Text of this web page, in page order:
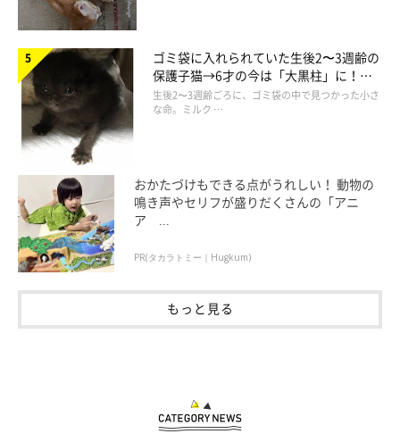
ゴミ袋に入れられていた生後2〜3週齢の
保護子猫→6才の今は「大黒柱」に！
美しい黒猫に成長した姿にグッとくる
生後2〜3週齢ごろに、ゴミ袋の中で見つかった小さ
な命。ミルク …
おかたづけもできる点がうれしい！ 動物の
鳴き声やセリフが盛りだくさんの「アニ
ア ...
PR(タカラトミー｜Hugkum)
もっと見る